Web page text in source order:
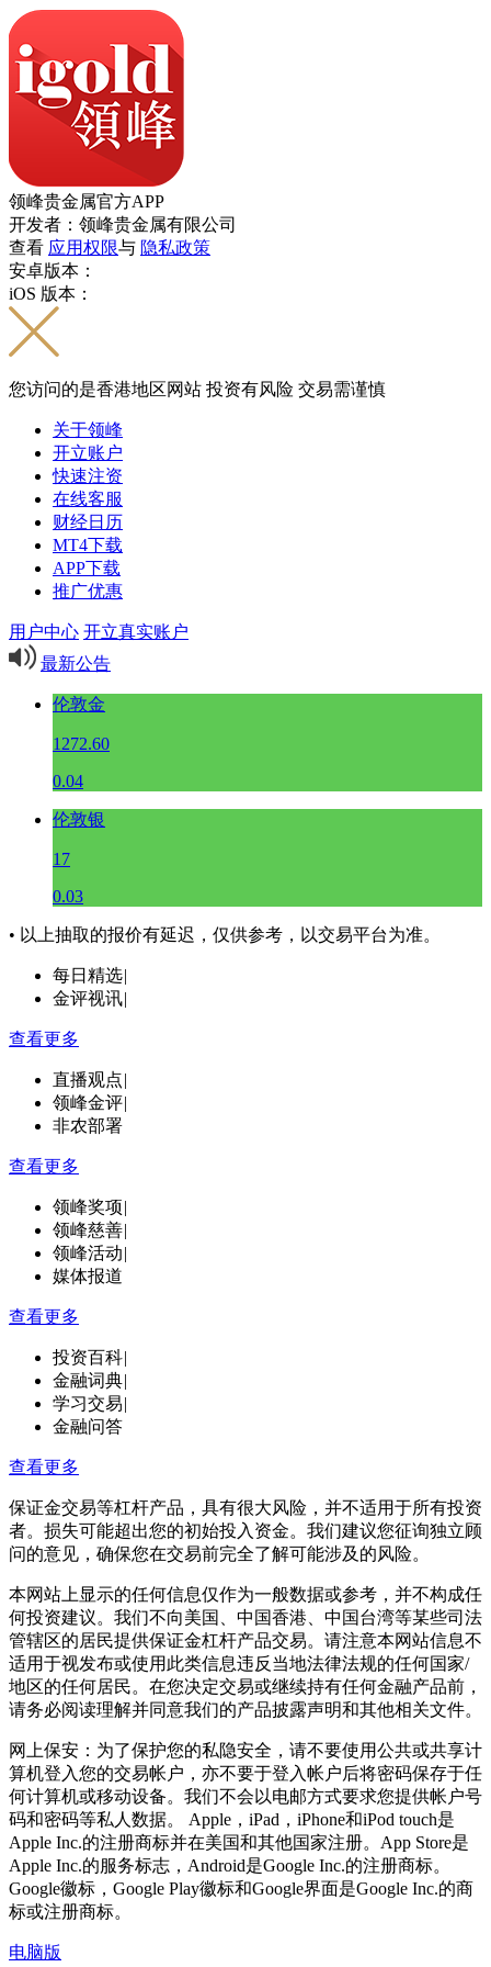
领峰贵金属官方APP
开发者：领峰贵金属有限公司
查看 应用权限与 隐私政策
安卓版本：
iOS 版本：
您访问的是香港地区网站 投资有风险 交易需谨慎
关于领峰
开立账户
快速注资
在线客服
财经日历
MT4下载
APP下载
推广优惠
用户中心 开立真实账户
最新公告
伦敦金
1272.60
0.04
伦敦银
17
0.03
• 以上抽取的报价有延迟，仅供参考，以交易平台为准。
每日精选|
金评视讯|
查看更多
直播观点|
领峰金评|
非农部署
查看更多
领峰奖项|
领峰慈善|
领峰活动|
媒体报道
查看更多
投资百科|
金融词典|
学习交易|
金融问答
查看更多
保证金交易等杠杆产品，具有很大风险，并不适用于所有投资
者。损失可能超出您的初始投入资金。我们建议您征询独立顾
问的意见，确保您在交易前完全了解可能涉及的风险。
本网站上显示的任何信息仅作为一般数据或参考，并不构成任
何投资建议。我们不向美国、中国香港、中国台湾等某些司法
管辖区的居民提供保证金杠杆产品交易。请注意本网站信息不
适用于视发布或使用此类信息违反当地法律法规的任何国家/
地区的任何居民。在您决定交易或继续持有任何金融产品前，
请务必阅读理解并同意我们的产品披露声明和其他相关文件。
网上保安：为了保护您的私隐安全，请不要使用公共或共享计
算机登入您的交易帐户，亦不要于登入帐户后将密码保存于任
何计算机或移动设备。我们不会以电邮方式要求您提供帐户号
码和密码等私人数据。 Apple，iPad，iPhone和iPod touch是
Apple Inc.的注册商标并在美国和其他国家注册。App Store是
Apple Inc.的服务标志，Android是Google Inc.的注册商标。
Google徽标，Google Play徽标和Google界面是Google Inc.的商
标或注册商标。
电脑版